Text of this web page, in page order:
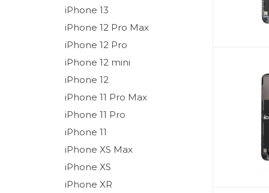
iPhone 13
iPhone 12 Pro Max
iPhone 12 Pro
iPhone 12 mini
iPhone 12
iPhone 11 Pro Max
iPhone 11 Pro
iPhone 11
iPhone XS Max
iPhone XS
iPhone XR